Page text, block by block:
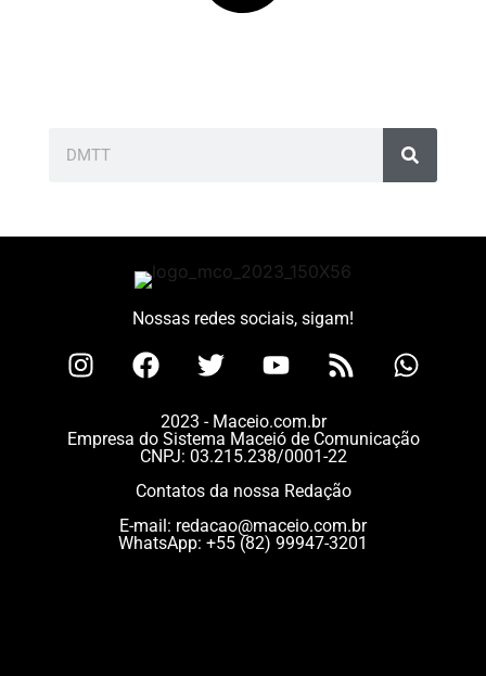
Nossas redes sociais, sigam!
2023 - Maceio.com.br
Empresa do Sistema Maceió de Comunicação
CNPJ: 03.215.238/0001-22
Contatos da nossa Redação
E-mail: redacao@maceio.com.br
WhatsApp: +55 (82) 99947-3201